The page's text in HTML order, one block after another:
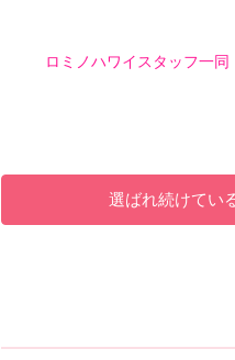
ロミノハワイスタッフ一同
選ばれ続けてい